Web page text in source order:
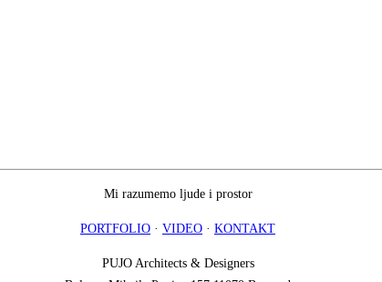
Mi razumemo ljude i prostor
PORTFOLIO · VIDEO · KONTAKT
PUJO Architects & Designers